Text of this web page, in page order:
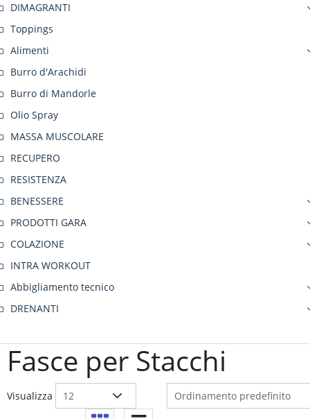
Fasce per Stacchi
Visualizza
DIMAGRANTI
Toppings
Alimenti
Burro d'Arachidi
Burro di Mandorle
Olio Spray
MASSA MUSCOLARE
RECUPERO
RESISTENZA
BENESSERE
PRODOTTI GARA
COLAZIONE
INTRA WORKOUT
Abbigliamento tecnico
DRENANTI